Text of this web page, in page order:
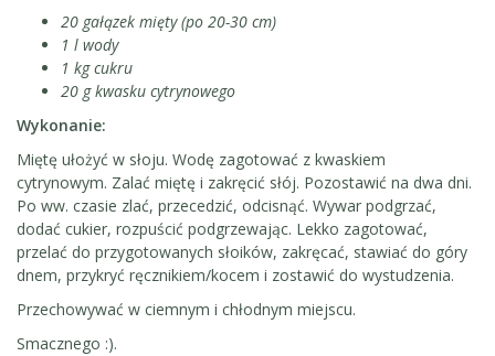
20 gałązek mięty (po 20-30 cm)
1 l wody
1 kg cukru
20 g kwasku cytrynowego
Wykonanie:
Miętę ułożyć w słoju. Wodę zagotować z kwaskiem
cytrynowym. Zalać miętę i zakręcić słój. Pozostawić na dwa dni.
Po ww. czasie zlać, przecedzić, odcisnąć. Wywar podgrzać,
dodać cukier, rozpuścić podgrzewając. Lekko zagotować,
przelać do przygotowanych słoików, zakręcać, stawiać do góry
dnem, przykryć ręcznikiem/kocem i zostawić do wystudzenia.
Przechowywać w ciemnym i chłodnym miejscu.
Smacznego :).